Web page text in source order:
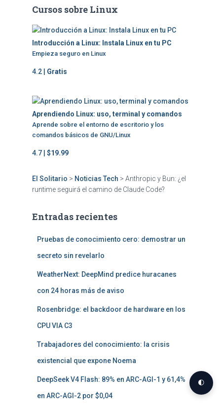
Cursos sobre Linux
Introducción a Linux: Instala Linux en tu PC
Empieza seguro en Linux
4.2 | Gratis
Aprendiendo Linux: uso, terminal y comandos
Aprende sobre el entorno de escritorio y los
comandos básicos de GNU/Linux
4.7 | $19.99
El Solitario > Noticias Tech > Anthropic y Bun: ¿el
runtime seguirá el camino de Claude Code?
Entradas recientes
Pruebas de conocimiento cero: demostrar un
secreto sin revelarlo
WeatherNext: DeepMind predice huracanes
con 24 horas más de aviso
Rosenbridge: el backdoor de hardware en los
CPU VIA C3
Trabajadores del conocimiento: la crisis
existencial que expone Noema
DeepSeek V4 Flash: 89% en ARC-AGI-1 y 61,4%
en ARC-AGI-2 por $0,04
🌓